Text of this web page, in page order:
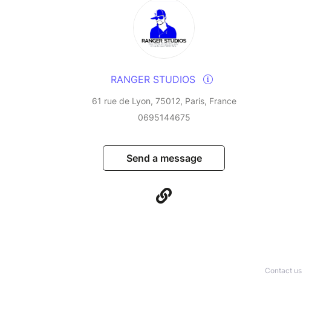
RANGER STUDIOS
61 rue de Lyon, 75012, Paris, France
0695144675
Send a message
Contact us